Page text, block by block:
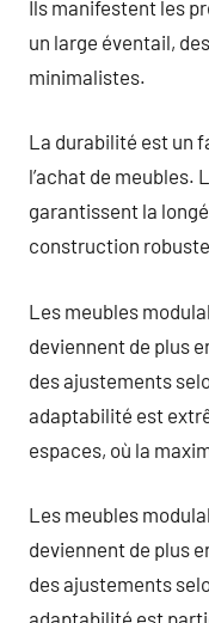
Ils manifestent les
un large éventail,
minimalistes.
La durabilité est un
l’achat de meubles.
garantissent la
construction
Les meubles
deviennent de plus
des ajustements
adaptabilité est
espaces, où la
Les meubles
deviennent de plus
des ajustements
adaptabilité est